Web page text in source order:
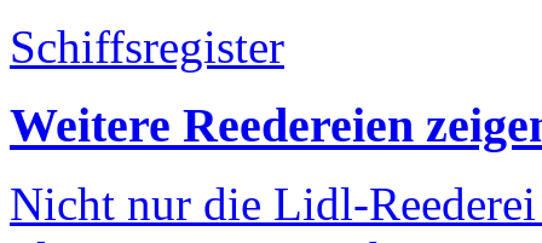
Schiffsregister
Weitere Reedereien
Nicht nur die Lidl-